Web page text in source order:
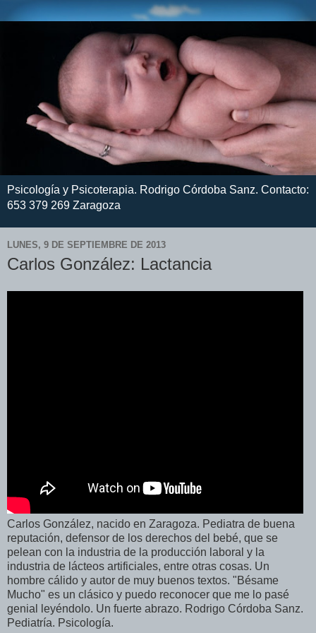
Psicología y Psicoterapia. Rodrigo Córdoba Sanz. Contacto:
653 379 269 Zaragoza
LUNES, 9 DE SEPTIEMBRE DE 2013
Carlos González: Lactancia
Carlos González, nacido en Zaragoza. Pediatra de buena
reputación, defensor de los derechos del bebé, que se
pelean con la industria de la producción laboral y la
industria de lácteos artificiales, entre otras cosas. Un
hombre cálido y autor de muy buenos textos. "Bésame
Mucho" es un clásico y puedo reconocer que me lo pasé
genial leyéndolo. Un fuerte abrazo. Rodrigo Córdoba Sanz.
Pediatría. Psicología.